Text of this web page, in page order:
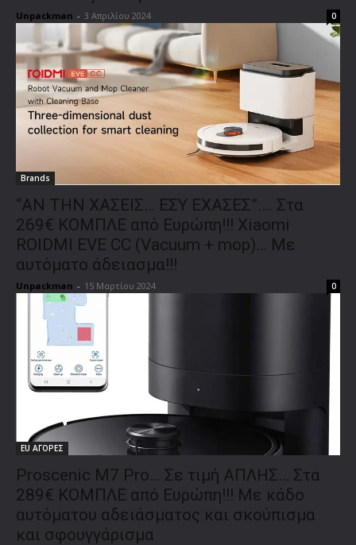
Unpackman - 3 Απριλίου 2024 0
Brands
“ΑΝ ΤΗΝ ΧΑΣΕΙΣ… ΕΣΥ ΕΧΑΣΕΣ”…. Στα
269€ ΚΟΜΠΛΕ από Ευρώπη!!! Xiaomi
ROIDMI EVE CC (Vacuum + mop)… Με
αυτόματο άδειασμα!!!
Unpackman - 15 Μαρτίου 2024 0
EU ΑΓΟΡΕΣ
Proscenic M7 Pro… Σε τιμή ΑΠΛΗΣ… Στα
289€ ΚΟΜΠΛΕ από Ευρώπη!!! Με κάδο
αυτόματου αδειάσματος και σκούπισμα
και σφουγγάρισμα